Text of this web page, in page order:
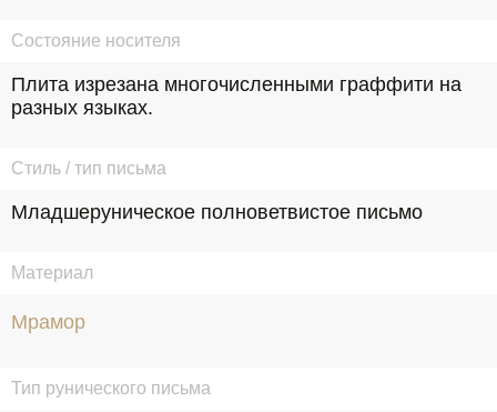
Состояние носителя
Плита изрезана многочисленными граффити на
разных языках.
Стиль / тип письма
Младшеруническое полноветвистое письмо
Материал
Мрамор
Тип рунического письма